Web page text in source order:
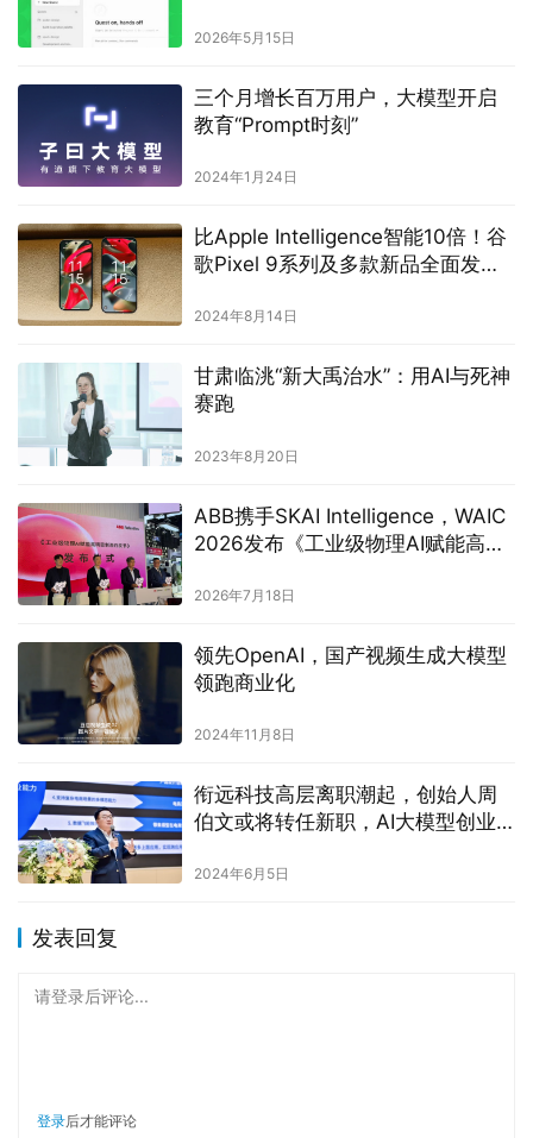
2026年5月15日
三个月增长百万用户，大模型开启
教育“Prompt时刻”
2024年1月24日
比Apple Intelligence智能10倍！谷
歌Pixel 9系列及多款新品全面发
2024年8月14日
甘肃临洮“新大禹治水”：用AI与死神
赛跑
2023年8月20日
ABB携手SKAI Intelligence，WAIC
2026发布《工业级物理AI赋能高精
2026年7月18日
领先OpenAI，国产视频生成大模型
领跑商业化
2024年11月8日
衔远科技高层离职潮起，创始人周
伯文或将转任新职，AI大模型创业
2024年6月5日
发表回复
请登录后评论...
登录后才能评论